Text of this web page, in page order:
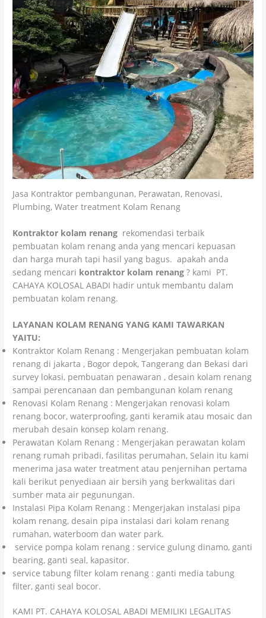
Jasa Kontraktor pembangunan, Perawatan, Renovasi,
Plumbing, Water treatment Kolam Renang
Kontraktor kolam renang rekomendasi terbaik
pembuatan kolam renang anda yang mencari kepuasan
dan harga murah tapi hasil yang bagus. apakah anda
sedang mencari kontraktor kolam renang? kami PT.
CAHAYA KOLOSAL ABADI hadir untuk membantu dalam
pembuatan kolam renang.
LAYANAN KOLAM RENANG YANG KAMI TAWARKAN
YAITU:
Kontraktor Kolam Renang : Mengerjakan pembuatan kolam
renang di jakarta , Bogor depok, Tangerang dan Bekasi dari
survey lokasi, pembuatan penawaran , desain kolam renang
sampai perencanaan dan pembangunan kolam renang
Renovasi Kolam Renang : Mengerjakan renovasi kolam
renang bocor, waterproofing, ganti keramik atau mosaic dan
merubah desain konsep kolam renang.
Perawatan Kolam Renang : Mengerjakan perawatan kolam
renang rumah pribadi, fasilitas perumahan, Selain itu kami
menerima jasa water treatment atau penjernihan pertama
kali berikut penyediaan air bersih yang berkwalitas dari
sumber mata air pegunungan.
Instalasi Pipa Kolam Renang : Mengerjakan instalasi pipa
kolam renang, desain pipa instalasi dari kolam renang
rumahan, waterboom dan water park.
service pompa kolam renang : service gulung dinamo, ganti
bearing, ganti seal, kapasitor.
service tabung filter kolam renang : ganti media tabung
filter, ganti seal bocor.
KAMI PT. CAHAYA KOLOSAL ABADI MEMILIKI LEGALITAS